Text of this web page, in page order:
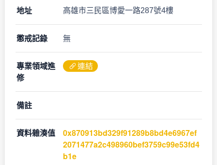
地址 高雄市三民區博愛一路287號4樓
懲戒記錄 無
專業領域進
修
連結
備註
資料雜湊值
0x870913bd329f91289b8bd4e6967ef
2071477a2c498960bef3759c99e53fd4
b1e